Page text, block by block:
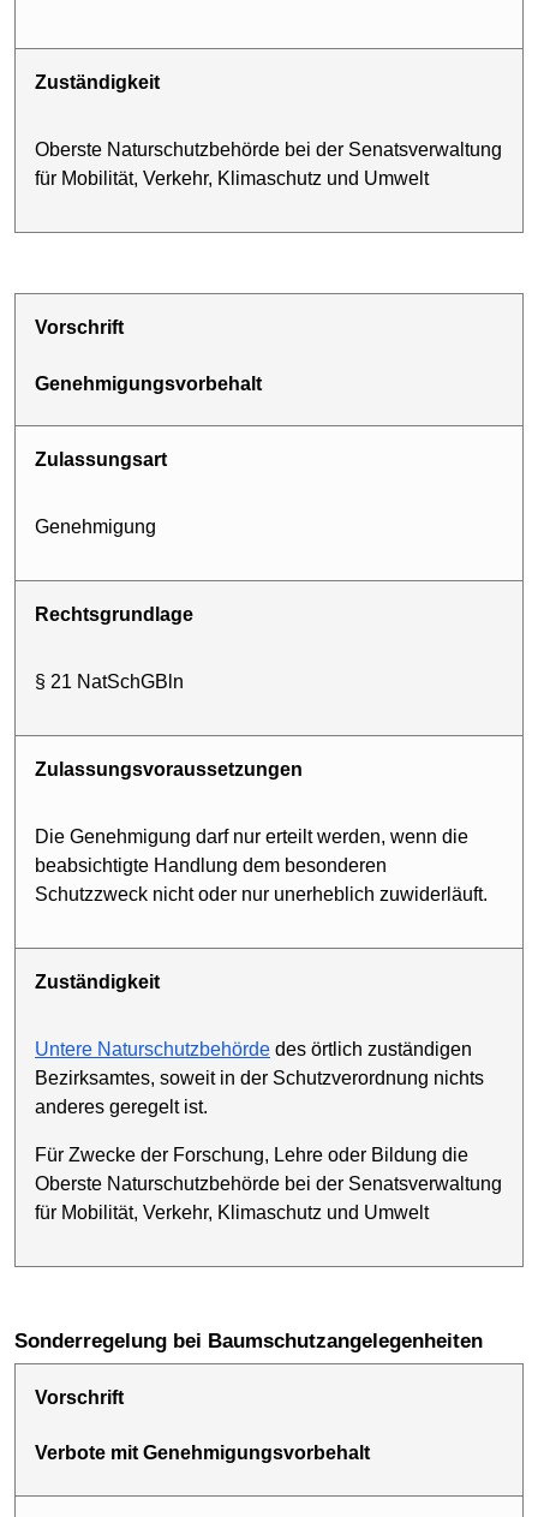
Zuständigkeit
Oberste Naturschutz­behörde bei der Senatsverwaltung
für Mobilität, Verkehr, Klimaschutz und Umwelt
Vorschrift
Genehmigungs­vorbehalt
Zulassungsart
Genehmigung
Rechtsgrundlage
§ 21 NatSchGBln
Zulassungs­voraussetzungen
Die Genehmigung darf nur erteilt werden, wenn die
beabsichtigte Handlung dem besonderen
Schutzzweck nicht oder nur unerheblich zuwiderläuft.
Zuständigkeit
Untere Naturschutz­behörde des örtlich zuständigen
Bezirksamtes, soweit in der Schutzverordnung nichts
anderes geregelt ist.
Für Zwecke der Forschung, Lehre oder Bildung die
Oberste Naturschutz­behörde bei der Senatsverwaltung
für Mobilität, Verkehr, Klimaschutz und Umwelt
Sonderregelung bei Baumschutzangelegenheiten
Vorschrift
Verbote mit Genehmigungs­vorbehalt